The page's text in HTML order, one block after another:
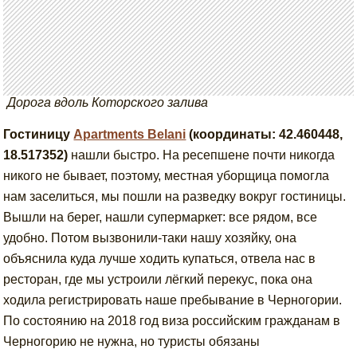
Дорога вдоль Которского залива
Гостиницу Apartments Belani (координаты: 42.460448,
18.517352) нашли быстро. На ресепшене почти никогда
никого не бывает, поэтому, местная уборщица помогла
нам заселиться, мы пошли на разведку вокруг гостиницы.
Вышли на берег, нашли супермаркет: все рядом, все
удобно. Потом вызвонили-таки нашу хозяйку, она
объяснила куда лучше ходить купаться, отвела нас в
ресторан, где мы устроили лёгкий перекус, пока она
ходила регистрировать наше пребывание в Черногории.
По состоянию на 2018 год виза российским гражданам в
Черногорию не нужна, но туристы обязаны